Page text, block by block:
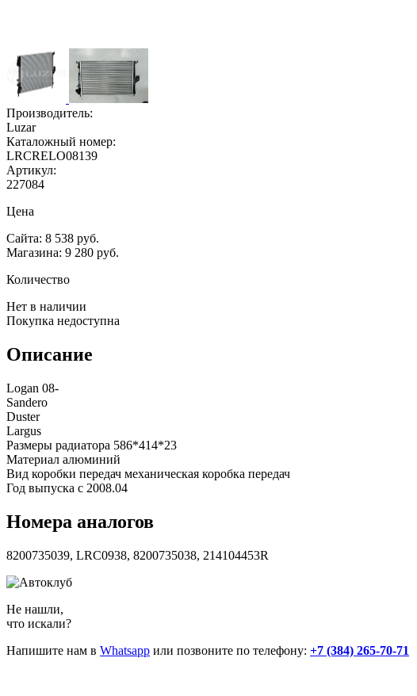
Производитель:
Luzar
Каталожный номер:
LRCRELO08139
Артикул:
227084
Цена
Сайта: 8 538 руб.
Магазина: 9 280 руб.
Количество
Нет в наличии
Покупка недоступна
Описание
Logan 08-
Sandero
Duster
Largus
Размеры радиатора 586*414*23
Материал алюминий
Вид коробки передач механическая коробка передач
Год выпуска с 2008.04
Номера аналогов
8200735039, LRC0938, 8200735038, 214104453R
Не нашли,
что искали?
Напишите нам в Whatsapp или позвоните по телефону: +7 (384) 265-70-71